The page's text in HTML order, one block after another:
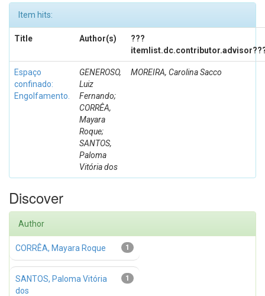
Item hits:
Title Author(s)
???
Espaço
confinado:
Engolfamento.
GENEROSO,
Luiz
Fernando;
CORRÊA,
Mayara
Roque;
SANTOS,
Paloma
Vitória dos
MOREIRA, Carolina Sacco
Discover
Author
1
CORRÊA, Mayara Roque
1
SANTOS, Paloma Vitória
dos